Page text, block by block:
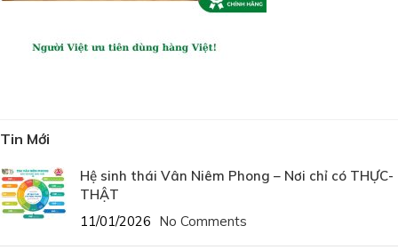
Tin Mới
Hệ sinh thái Vân Niêm Phong – Nơi chỉ có THỰC-
THẬT
11/01/2026 No Comments